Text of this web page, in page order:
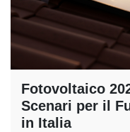
Fotovoltaico
Scenari per il
in Italia